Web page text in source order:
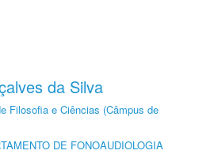
da Silva
Filosofia e Ciências (Câmpus de
DE FONOAUDIOLOGIA